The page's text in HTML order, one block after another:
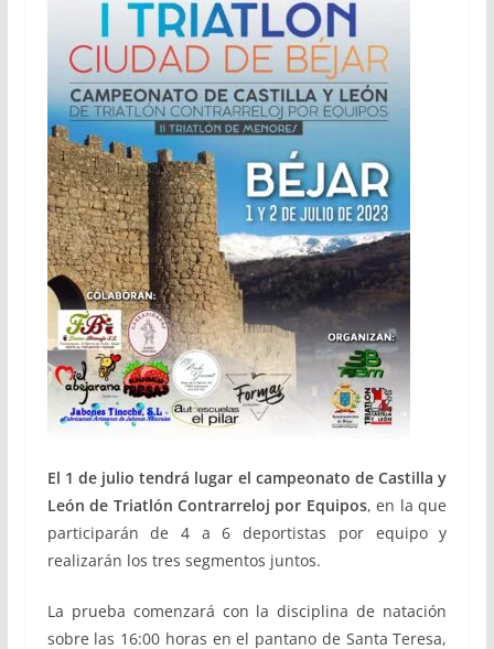
El 1 de julio tendrá lugar el campeonato de Castilla y
León de Triatlón Contrarreloj por Equipos, en la que
participarán de 4 a 6 deportistas por equipo y
realizarán los tres segmentos juntos.
La prueba comenzará con la disciplina de natación
sobre las 16:00 horas en el pantano de Santa Teresa,